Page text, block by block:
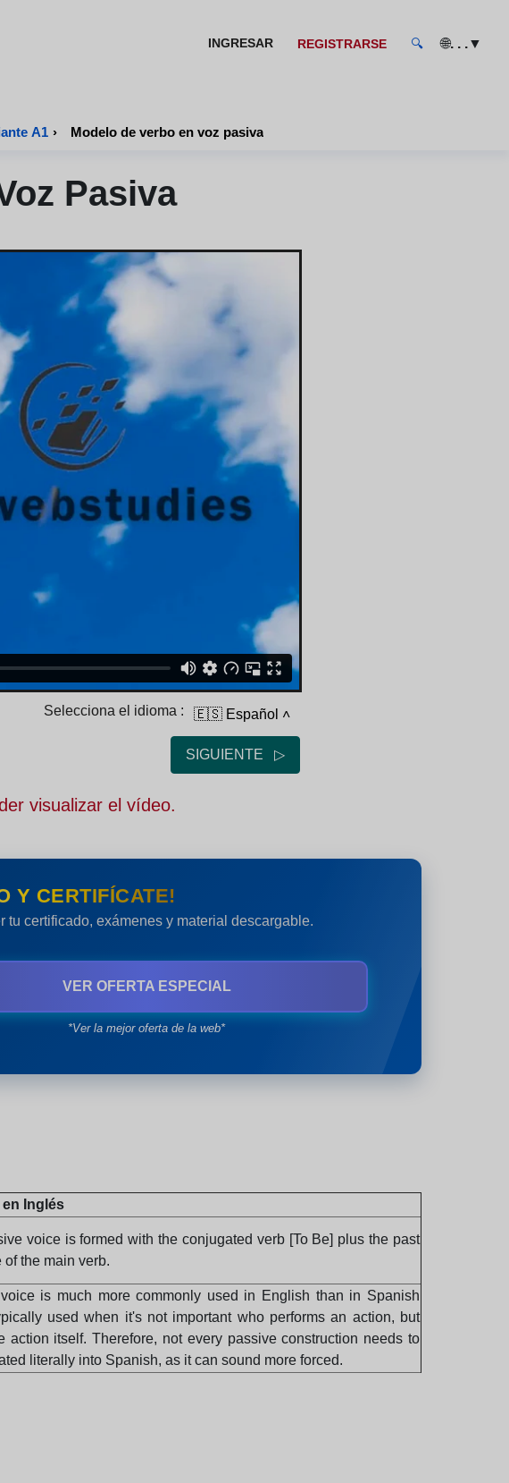
INGRESAR REGISTRARSE 🔍 🌐. . .▼
A1 › Modelo de verbo en voz pasiva
Pasiva
Selecciona el idioma : 🇪🇸 Español ˄
SIGUIENTE ▷
visualizar el vídeo.
Y CERTIFÍCATE!
tu certificado, exámenes y material descargable.
VER OFERTA ESPECIAL
*Ver la mejor oferta de la web*
en Inglés
voice is formed with the conjugated verb [To Be] plus the past
of the main verb.
is much more commonly used in English than in Spanish
used when it's not important who performs an action, but
action itself. Therefore, not every passive construction needs to
literally into Spanish, as it can sound more forced.